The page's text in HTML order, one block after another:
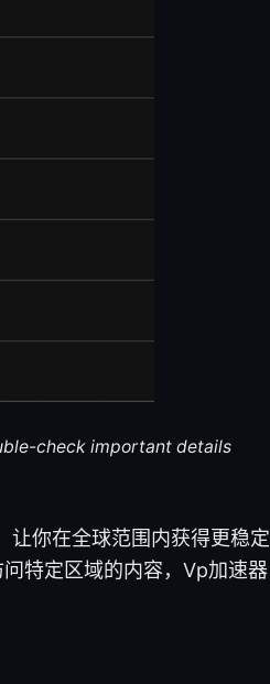
check important details
你在全球范围内获得更稳定
特定区域的内容，Vp加速器